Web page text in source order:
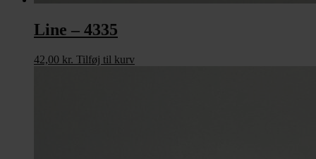
Line – 4335
42,00 kr. Tilføj til kurv